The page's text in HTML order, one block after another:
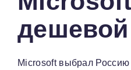
Microsoft выбрал Россию